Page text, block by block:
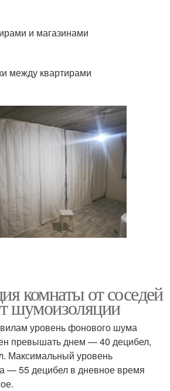
и магазинами
между квартирами
комнаты от соседей
шумоизоляции
уровень фонового шума
превышать днем — 40 децибел,
Максимальный уровень
— 55 децибел в дневное время